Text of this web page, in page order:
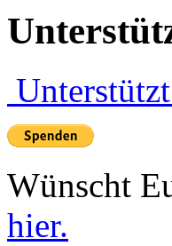
Wünscht
hier.